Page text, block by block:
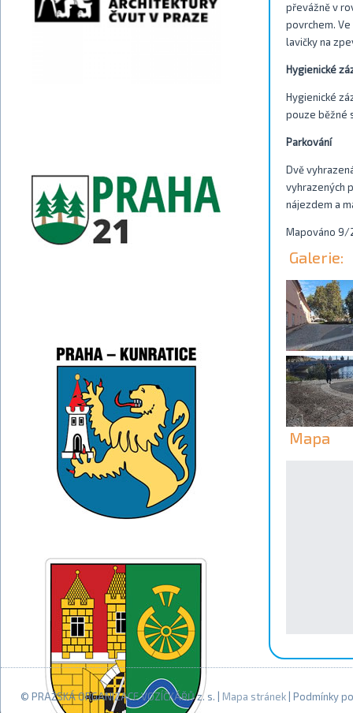
převážně v
povrchem.
lavičky na
Hygienické
Hygienické
pouze běžné
Parkování
Dvě
vyhrazených
nájezdem a
Mapováno 9/
Galerie:
Mapa
© PRAŽSKÁ ORGANIZACE VOZÍČKÁŘŮ z. s. | Mapa stránek | Podmínky